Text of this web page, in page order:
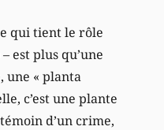
qui tient le rôle
est plus qu’une
une « planta
c’est une plante
d’un crime,